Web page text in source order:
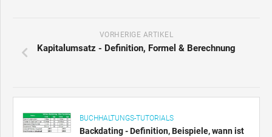
VORHERIGE ARTIKEL
Kapitalumsatz - Definition, Formel & Berechnung
BUCHHALTUNGS-TUTORIALS
Backdating - Definition, Beispiele, wann ist